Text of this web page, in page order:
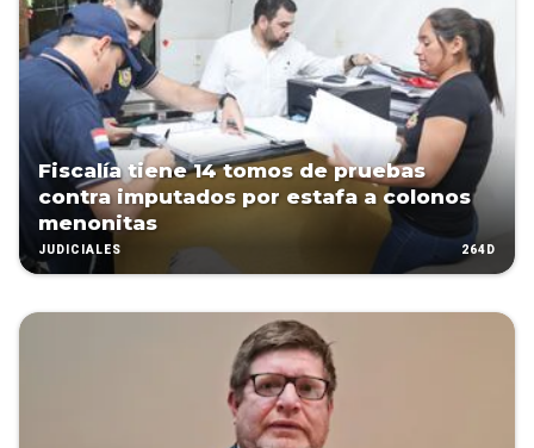
Fiscalía tiene 14 tomos de pruebas
contra imputados por estafa a colonos
menonitas
JUDICIALES 264D